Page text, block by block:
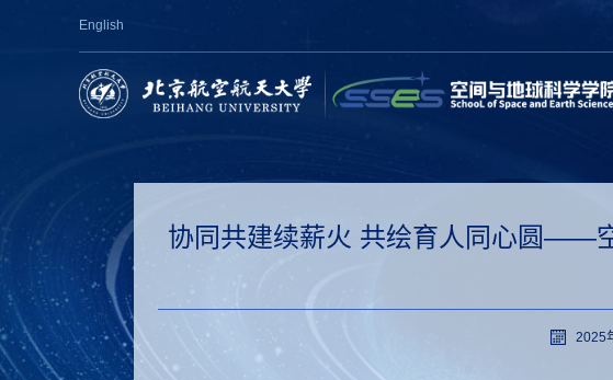
English
协同共建续薪火 共绘育人同心圆——
2025